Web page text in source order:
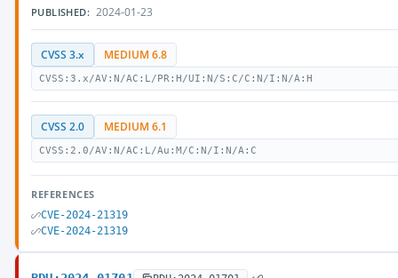
PUBLISHED: 2024-01-23
CVSS 3.x MEDIUM 6.8
CVSS:3.x/AV:N/AC:L/PR:H/UI:N/S:C/C:N/I:N/A:H
CVSS 2.0 MEDIUM 6.1
CVSS:2.0/AV:N/AC:L/Au:M/C:N/I:N/A:C
REFERENCES
CVE-2024-21319
CVE-2024-21319